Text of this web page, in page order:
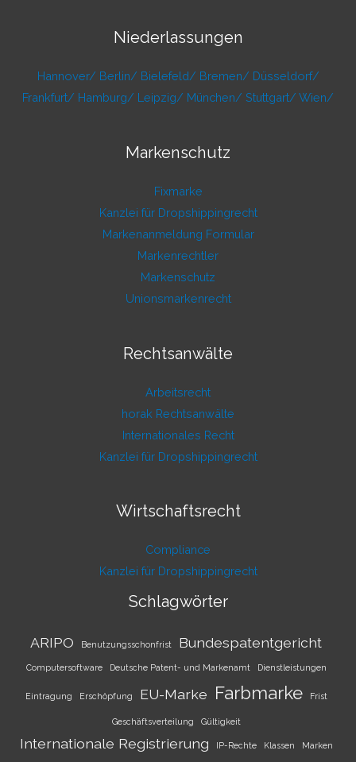
Niederlassungen
Hannover/ Berlin/ Bielefeld/ Bremen/ Düsseldorf/
Frankfurt/ Hamburg/ Leipzig/ München/ Stuttgart/ Wien/
Markenschutz
Fixmarke
Kanzlei für Dropshippingrecht
Markenanmeldung Formular
Markenrechtler
Markenschutz
Unionsmarkenrecht
Rechtsanwälte
Arbeitsrecht
horak Rechtsanwälte
Internationales Recht
Kanzlei für Dropshippingrecht
Wirtschaftsrecht
Compliance
Kanzlei für Dropshippingrecht
Schlagwörter
ARIPO Benutzungsschonfrist Bundespatentgericht
Computersoftware Deutsche Patent- und Markenamt Dienstleistungen
Eintragung Erschöpfung EU-Marke Farbmarke Frist
Geschäftsverteilung Gültigkeit
Internationale Registrierung IP-Rechte Klassen Marken